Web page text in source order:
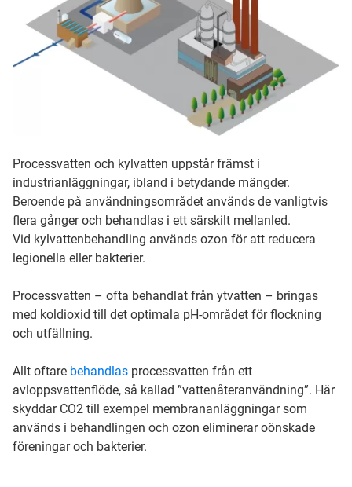
Processvatten och kylvatten uppstår främst i
industrianläggningar, ibland i betydande mängder.
Beroende på användningsområdet används de vanligtvis
flera gånger och behandlas i ett särskilt mellanled.
Vid kylvattenbehandling används ozon för att reducera
legionella eller bakterier.
Processvatten – ofta behandlat från ytvatten – bringas
med koldioxid till det optimala pH-området för flockning
och utfällning.
Allt oftare behandlas processvatten från ett
avloppsvattenflöde, så kallad ”vattenåteranvändning”. Här
skyddar CO2 till exempel membrananläggningar som
används i behandlingen och ozon eliminerar oönskade
föreningar och bakterier.